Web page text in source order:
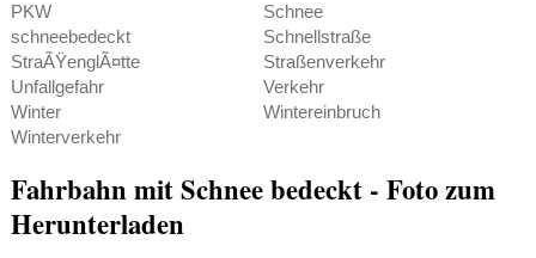
PKW
Schnee
schneebedeckt
Schnellstraße
StraÃŸenglÃ¤tte
Straßenverkehr
Unfallgefahr
Verkehr
Winter
Wintereinbruch
Winterverkehr
Fahrbahn mit Schnee bedeckt - Foto zum
Herunterladen